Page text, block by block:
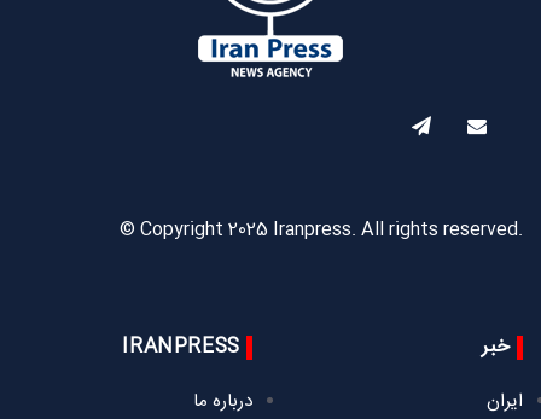
© Copyright 2025 Iranpress. All rights reserved.
خبر
ایران
IRANPRESS
درباره ما